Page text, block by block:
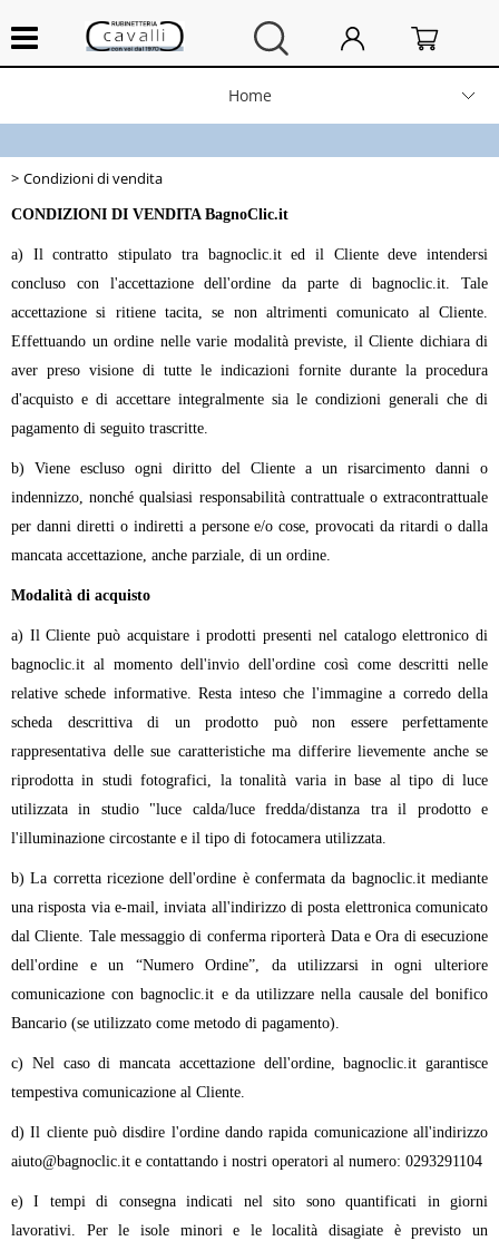
Home
Contatti
Prodotti
Spedizioni e resi
News
Condizioni di vendita
CONDIZIONI DI VENDITA BagnoClic.it
a) Il contratto stipulato tra bagnoclic.it ed il Cliente deve intendersi
concluso con l'accettazione dell'ordine da parte di bagnoclic.it. Tale
accettazione si ritiene tacita, se non altrimenti comunicato al Cliente.
Effettuando un ordine nelle varie modalità previste, il Cliente dichiara di
aver preso visione di tutte le indicazioni fornite durante la procedura
d'acquisto e di accettare integralmente sia le condizioni generali che di
pagamento di seguito trascritte.
b) Viene escluso ogni diritto del Cliente a un risarcimento danni o
indennizzo, nonché qualsiasi responsabilità contrattuale o extracontrattuale
per danni diretti o indiretti a persone e/o cose, provocati da ritardi o dalla
mancata accettazione, anche parziale, di un ordine.
Modalità di acquisto
a) Il Cliente può acquistare i prodotti presenti nel catalogo elettronico di
bagnoclic.it al momento dell'invio dell'ordine così come descritti nelle
relative schede informative. Resta inteso che l'immagine a corredo della
scheda descrittiva di un prodotto può non essere perfettamente
rappresentativa delle sue caratteristiche ma differire lievemente anche se
riprodotta in studi fotografici, la tonalità varia in base al tipo di luce
utilizzata in studio "luce calda/luce fredda/distanza tra il prodotto e
l'illuminazione circostante e il tipo di fotocamera utilizzata.
b) La corretta ricezione dell'ordine è confermata da bagnoclic.it mediante
una risposta via e-mail, inviata all'indirizzo di posta elettronica comunicato
dal Cliente. Tale messaggio di conferma riporterà Data e Ora di esecuzione
dell'ordine e un “Numero Ordine”, da utilizzarsi in ogni ulteriore
comunicazione con bagnoclic.it e da utilizzare nella causale del bonifico
Bancario (se utilizzato come metodo di pagamento).
c) Nel caso di mancata accettazione dell'ordine, bagnoclic.it garantisce
tempestiva comunicazione al Cliente.
d) Il cliente può disdire l'ordine dando rapida comunicazione all'indirizzo
aiuto@bagnoclic.it e contattando i nostri operatori al numero: 0293291104
e) I tempi di consegna indicati nel sito sono quantificati in giorni
lavorativi. Per le isole minori e le località disagiate è previsto un